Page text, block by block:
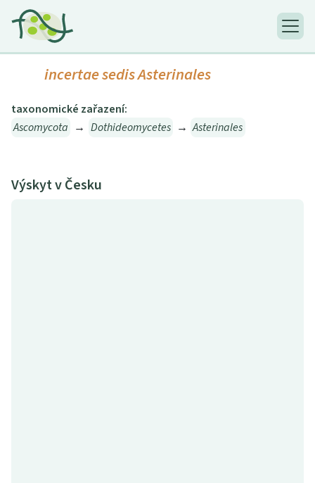
incertae sedis Asterinales
taxonomické zařazení:
Ascomycota → Dothideomycetes → Asterinales
Výskyt v Česku